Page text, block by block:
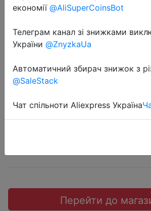
2018-06-24
качества.
$0.39
Перейти до
економії @AliSuperCoinsBot
Телеграм канал зі знижками
України @ZnyzkaUa
Автоматичний збирач знижок з
@SaleStack
Чат спільноти Aliexpress Україна